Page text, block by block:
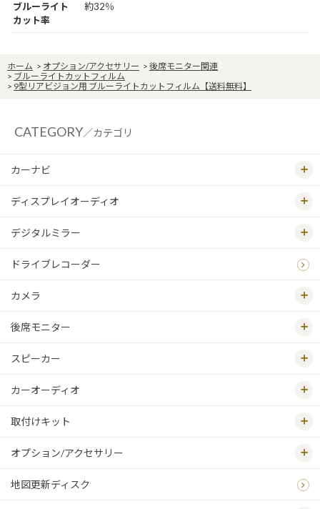
ブルーライト
カット率
約32％
ホーム > オプション/アクセサリー > 後席モニター関連
> ブルーライトカットフィルム
> 9型リアビジョン用 ブルーライトカットフィルム【送料無料】
CATEGORY／カテゴリ
カーナビ
ディスプレイオーディオ
デジタルミラー
ドライブレコーダー
カメラ
後席モニター
スピーカー
カーオーディオ
取付けキット
オプション/アクセサリー
地図更新ディスク